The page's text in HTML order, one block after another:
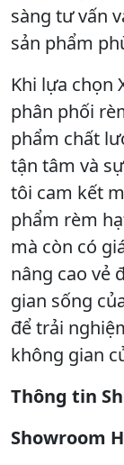
sàng tư vấn
sản phẩm
Khi lựa chọn
phân phối
phẩm chất
tận tâm và
tôi cam kết
phẩm rèm
mà còn có
nâng cao vẻ
gian sống
để trải
không gian
Thông tin
Showroom